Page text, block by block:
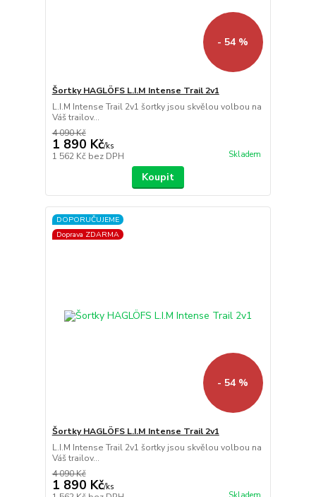
- 54 %
Šortky HAGLÖFS L.I.M Intense Trail 2v1
L.I.M Intense Trail 2v1 šortky jsou skvělou volbou na
Váš trailov...
4 090 Kč
1 890 Kč/ks
1 562 Kč bez DPH Skladem
Koupit
DOPORUČUJEME
Doprava ZDARMA
- 54 %
Šortky HAGLÖFS L.I.M Intense Trail 2v1
L.I.M Intense Trail 2v1 šortky jsou skvělou volbou na
Váš trailov...
4 090 Kč
1 890 Kč/ks